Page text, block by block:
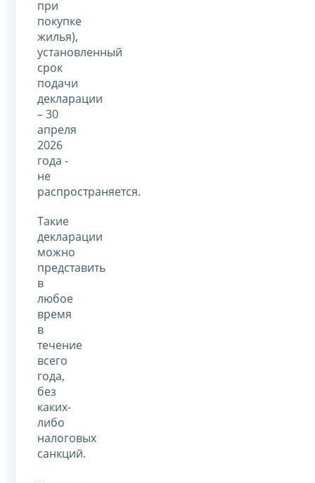
при
покупке
жилья),
установленный
срок
подачи
декларации
– 30
апреля
2026
года -
не
распространяется.
Такие
декларации
можно
представить
в
любое
время
в
течение
всего
года,
без
каких-
либо
налоговых
санкций.